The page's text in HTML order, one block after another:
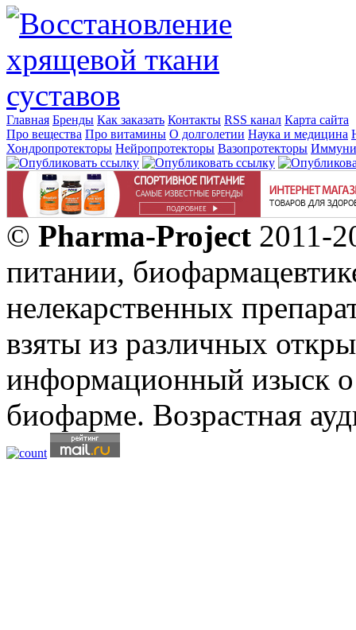
Главная Бренды Как заказать Контакты RSS канал Карта сайта
Про вещества Про витамины О долголетии Наука и медицина
Хондропротекторы Нейропротекторы Вазопротекторы
© Pharma-Project 2011-
питании,
нелекарственных
взяты из различных
информационный изыск
биофарме. Возрастная